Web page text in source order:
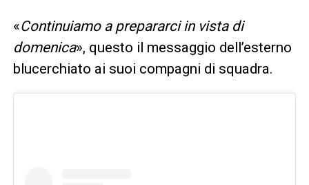
«Continuiamo a prepararci in vista di
domenica», questo il messaggio dell’esterno
blucerchiato ai suoi compagni di squadra.